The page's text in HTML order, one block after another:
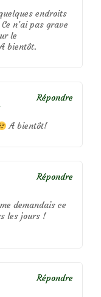
endroits
n’ai pas grave
le
bientôt.
A bientôt!
Répondre
demandais ce
les jours !
Répondre
Répondre